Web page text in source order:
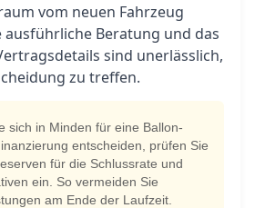
vom neuen Fahrzeug
ausführliche Beratung und das
sind unerlässlich,
zu treffen.
sich in Minden für eine Ballon-
entscheiden, prüfen Sie
für die Schlussrate und
ein. So vermeiden Sie
am Ende der Laufzeit.